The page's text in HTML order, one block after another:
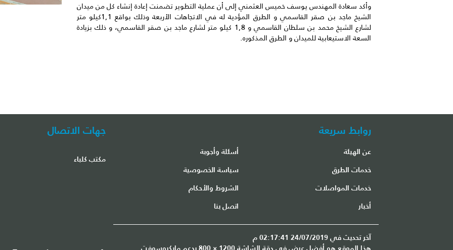
وأكد سعادة المهندس يوسف خميس العثمني إلى أن عملية التطوير تضمنت إعادة إنشاء كل من ميدان
الشيخ ماجد بن صقر القاسمي و الطرق المؤدية له في الاتجاهات الأربعة وذلك بواقع 1,1كيلو متر
لشارع الشيخ محمد بن سلطان القاسمي و 1,8 كيلو متر لشارع ماجد بن صقر القاسمي، و ذلك بزيادة
السعة الاستيعابية للميدان و الطرق المذكوره.
روابط سريعة
عن الهيئة
أسئلة وأجوبة
خدمات الطرق
سياسة الخصوصية
خدمات المواصلات
الشروط والأحكام
أخبار
اتصل بنا
آخر تحديث في 24/07/2019 02:17:41 م
جهات الاتصال
مكتب مطار الشارقة الدولي مكتب كلباء